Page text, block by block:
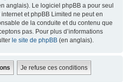
anglais). Le logiciel phpBB a pour seul
et phpBB Limited ne peut en
de la conduite et du contenu que
pas. Pour plus d’informations
le site de phpBB (en anglais).